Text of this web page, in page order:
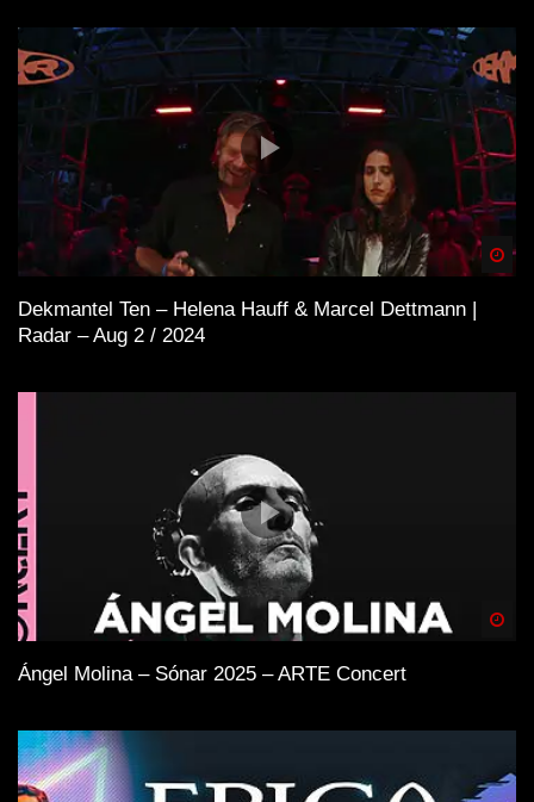
Dekmantel Ten – Helena Hauff & Marcel Dettmann |
Radar – Aug 2 / 2024
Ángel Molina – Sónar 2025 – ARTE Concert